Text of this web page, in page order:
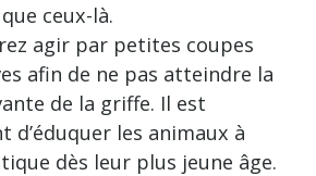
ceux-là.
agir par petites coupes
afin de ne pas atteindre la
de la griffe. Il est
d’éduquer les animaux à
dès leur plus jeune âge.